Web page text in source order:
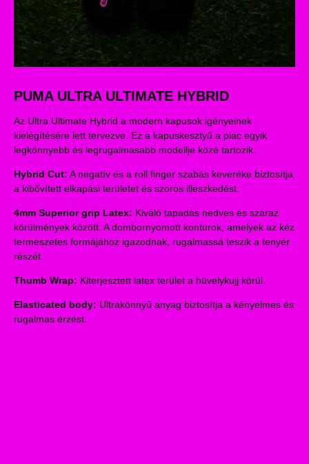
PUMA ULTRA ULTIMATE HYBRID
Az Ultra Ultimate Hybrid a modern kapusok igényeinek
kielégítésére lett tervezve. Ez a kapuskesztyű a piac egyik
legkönnyebb és legrugalmasabb modellje közé tartozik.
Hybrid Cut: A negatív és a roll finger szabás keveréke biztosítja
a kibővített elkapási területet és szoros illeszkedést.
4mm Superior grip Latex: Kiváló tapadás nedves és száraz
körülmények között. A dombornyomott kontúrok, amelyek az kéz
természetes formájához igazodnak, rugalmassá teszik a tenyér
részét.
Thumb Wrap: Kiterjesztett latex terület a hüvelykujj körül.
Elasticated body: Ultrakönnyű anyag biztosítja a kényelmes és
rugalmas érzést.